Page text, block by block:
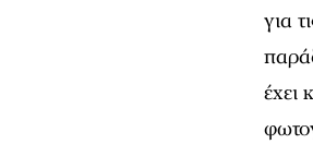
για
έχει